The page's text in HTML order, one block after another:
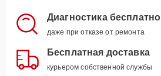
Диагностика бесплатно
даже при отказе от ремонта
Бесплатная доставка
курьером собственной службы